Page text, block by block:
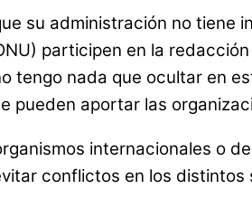
su administración no tiene
participen en la
tengo nada que ocultar en
pueden aportar las
internacionales o
conflictos en los distintos